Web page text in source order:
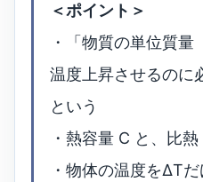
＜ポイント＞
・「物質の単位質量
温度上昇させるのに
という
・熱容量 C と、比
・物体の温度をΔT